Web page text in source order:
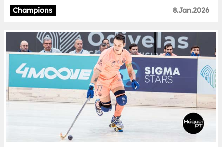
Champions
8.Jan.2026